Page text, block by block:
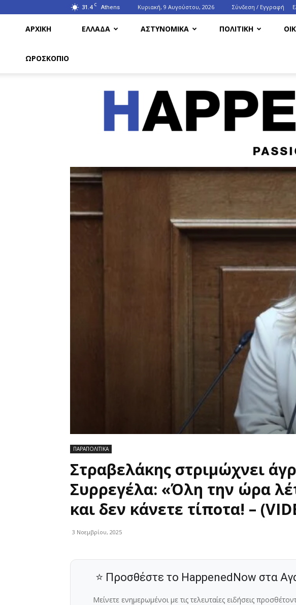
31.4 C Athens Κυριακή, 9 Αυγούστου, 2026 Σύνδεση / Εγγραφή
ΑΡΧΙΚΗ ΕΛΛΑΔΑ ΑΣΤΥΝΟΜΙΚΑ ΠΟΛΙΤΙΚΗ
ΩΡΟΣΚΟΠΙΟ
ΠΑΡΑΠΟΛΙΤΙΚΑ
Στραβελάκης στριμώχνει
Συρρεγέλα: «Όλη την ώρα
και δεν κάνετε τίποτα! –
3 Νοεμβρίου, 2025
⭐ Προσθέστε το HappenedNow στα
Μείνετε ενημερωμένοι με τις τελευταίες ειδήσεις